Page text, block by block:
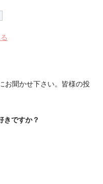
お聞かせ下さい。皆様の投
きですか？